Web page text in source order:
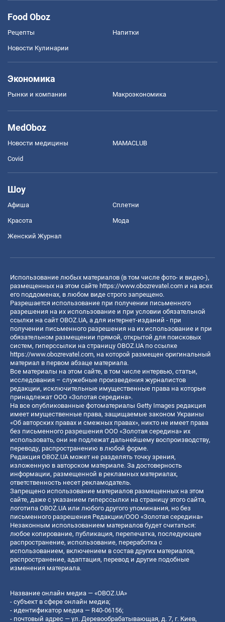
Food Oboz
Рецепты Напитки
Новости Кулинарии
Экономика
Рынки и компании Mакроэкономика
MedOboz
Новости медицины MAMACLUB
Covid
Шоу
Афиша Сплетни
Красота Мода
Женский Журнал
Использование любых материалов (в том числе фото- и видео-),
размещенных на этом сайте https://www.obozrevatel.com и на всех
его поддоменах, в любом виде строго запрещено.
Разрешается использование при получении письменного
разрешения на их использование и при условии обязательной
ссылки на сайт OBOZ.UA, а для интернет-изданий - при
получении письменного разрешения на их использование и при
обязательном размещении прямой, открытой для поисковых
систем, гиперссылки на страницу OBOZ.UA по ссылке
https://www.obozrevatel.com, на которой размещен оригинальный
материал в первом абзаце материала.
Все материалы на этом сайте, в том числе интервью, статьи,
исследования – служебные произведения журналистов
редакции, исключительные имущественные права на которые
принадлежат ООО «Золотая середина».
На все опубликованные фотоматериалы Getty Images редакция
имеет имущественные права, защищаемые законом Украины
«Об авторских правах и смежных правах», никто не имеет права
без письменного разрешения ООО «Золотая середина» их
использовать, они не подлежат дальнейшему воспроизводству,
переводу, распространению в любой форме.
Редакция OBOZ.UA может не разделять точку зрения,
изложенную в авторском материале. За достоверность
информации, размещенной в рекламных материалах,
ответственность несет рекламодатель.
Запрещено использование материалов размещенных на этом
сайте, даже с указанием гиперссылки на страницу этого сайта,
логотипа OBOZ.UA или любого другого упоминания, но без
письменного разрешения Редакции/ООО «Золотая середина»
Незаконным использованием материалов будет считаться:
любое копирование, публикация, перепечатка, последующее
распространение, использование, переработка с
использованием, включением в состав других материалов,
распространение, адаптация, перевод и другие подобные
изменения материала.
Название онлайн медиа — «OBOZ.UA»
- субъект в сфере онлайн медиа;
- идентификатор медиа — R40-06156;
- почтовый адрес — ул. Деревообрабатывающая, д. 7, г. Киев,